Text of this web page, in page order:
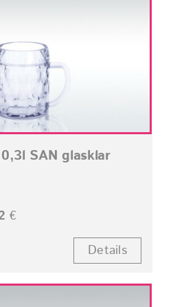
SAN glasklar
€
Details